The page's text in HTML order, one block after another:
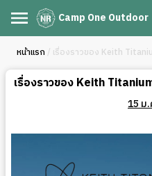
Camp One Outdoor
หน้าแรก / เรื่องราวของ Keith
เรื่องราวของ Keith
15 ม